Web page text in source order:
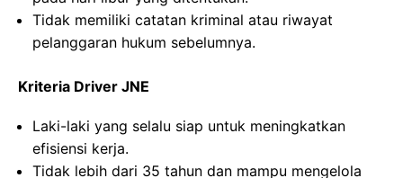
Tidak memiliki catatan kriminal atau riwayat
pelanggaran hukum sebelumnya.
Kriteria Driver JNE
Laki-laki yang selalu siap untuk meningkatkan
efisiensi kerja.
Tidak lebih dari 35 tahun dan mampu mengelola